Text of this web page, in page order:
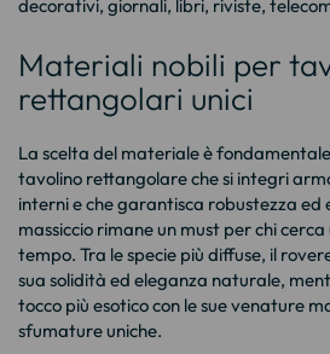
decorativi, giornali, libri, riviste,
Materiali nobili per
rettangolari unici
La scelta del materiale è
tavolino rettangolare che si integri
interni e che garantisca robustezza ed
massiccio rimane un must per chi
tempo. Tra le specie più diffuse, il
sua solidità ed eleganza naturale,
tocco più esotico con le sue venature
sfumature uniche.